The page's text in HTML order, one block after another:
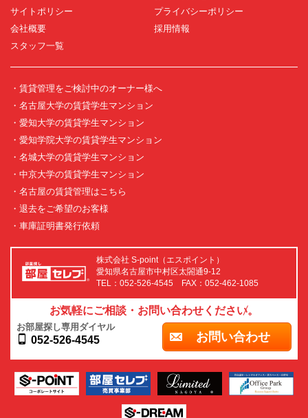
サイトポリシー
プライバシーポリシー
会社概要
採用情報
スタッフ一覧
・賃貸管理をご検討中のオーナー様へ
・名古屋大学の賃貸学生マンション
・愛知大学の賃貸学生マンション
・愛知学院大学の賃貸学生マンション
・名城大学の賃貸学生マンション
・中京大学の賃貸学生マンション
・名古屋の賃貸管理はこちら
・退去をご希望のお客様
・車庫証明書発行依頼
株式会社 S-point（エスポイント）
愛知県名古屋市中村区太閤通9-12
TEL：052-526-4545 FAX：052-462-1085
お気軽にご相談・お問い合わせください。
お部屋探し専用ダイヤル
052-526-4545 お問い合わせ